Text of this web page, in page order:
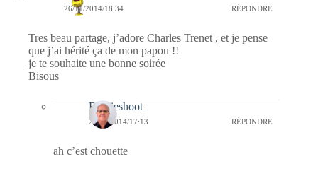
26/11/2014/18:34 RÉPONDRE
Tres beau partage, j’adore Charles Trenet , et je pense
que j’ai hérité ça de mon papou !!
je te souhaite une bonne soirée
Bisous
Bernieshoot
27/11/2014/17:13 RÉPONDRE
ah c’est chouette